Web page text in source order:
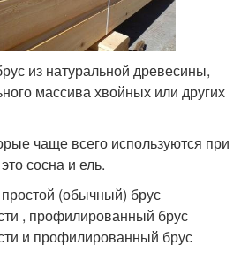
из натуральной древесины,
массива хвойных или других
чаще всего используются при
сосна и ель.
(обычный) брус
, профилированный брус
и профилированный брус